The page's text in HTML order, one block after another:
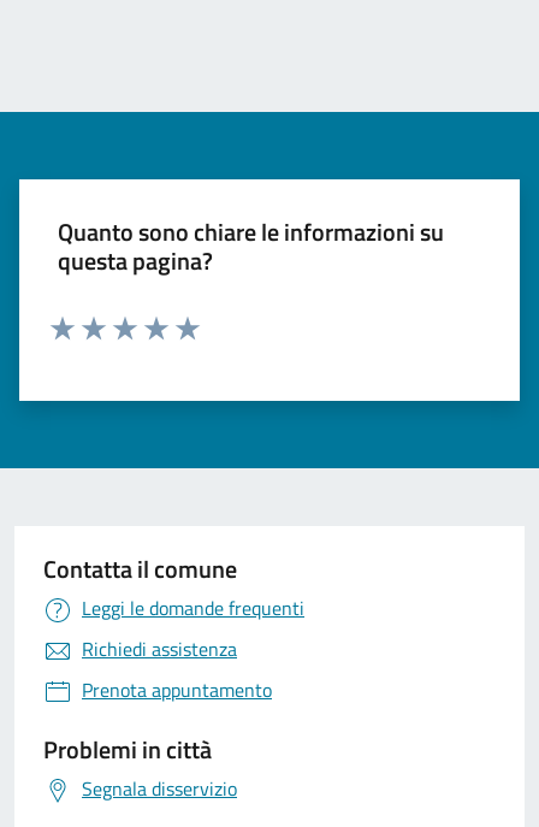
Quanto sono chiare le informazioni su
questa pagina?
Contatta il comune
Leggi le domande frequenti
Richiedi assistenza
Prenota appuntamento
Problemi in città
Segnala disservizio